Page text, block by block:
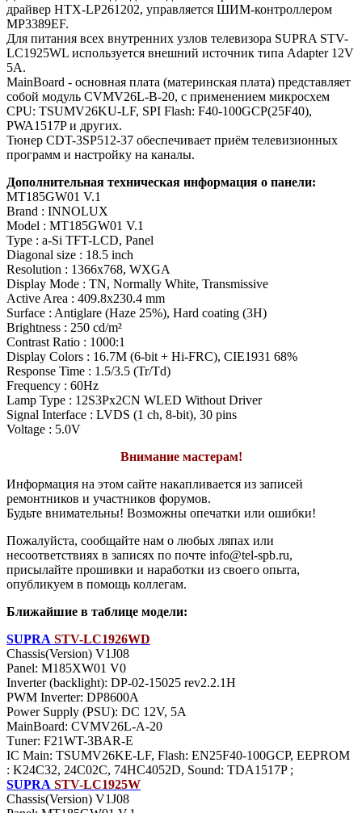
драйвер HTX-LP261202, управляется ШИМ-контроллером
MP3389EF.
Для питания всех внутренних узлов телевизора SUPRA STV-
LC1925WL используется внешний источник типа Adapter 12V
5A.
MainBoard - основная плата (материнская плата) представляет
собой модуль CVMV26L-B-20, с применением микросхем
CPU: TSUMV26KU-LF, SPI Flash: F40-100GCP(25F40),
PWA1517P и других.
Тюнер CDT-3SP512-37 обеспечивает приём телевизионных
программ и настройку на каналы.
Дополнительная техническая информация о панели:
MT185GW01 V.1
Brand : INNOLUX
Model : MT185GW01 V.1
Type : a-Si TFT-LCD, Panel
Diagonal size : 18.5 inch
Resolution : 1366x768, WXGA
Display Mode : TN, Normally White, Transmissive
Active Area : 409.8x230.4 mm
Surface : Antiglare (Haze 25%), Hard coating (3H)
Brightness : 250 cd/m²
Contrast Ratio : 1000:1
Display Colors : 16.7M (6-bit + Hi-FRC), CIE1931 68%
Response Time : 1.5/3.5 (Tr/Td)
Frequency : 60Hz
Lamp Type : 12S3Px2CN WLED Without Driver
Signal Interface : LVDS (1 ch, 8-bit), 30 pins
Voltage : 5.0V
Внимание мастерам!
Информация на этом сайте накапливается из записей
ремонтников и участников форумов.
Будьте внимательны! Возможны опечатки или ошибки!
Пожалуйста, сообщайте нам о любых ляпах или
несоответствиях в записях по почте info@tel-spb.ru,
присылайте прошивки и наработки из своего опыта,
опубликуем в помощь коллегам.
Ближайшие в таблице модели:
SUPRA STV-LC1926WD
Chassis(Version) V1J08
Panel: M185XW01 V0
Inverter (backlight): DP-02-15025 rev2.2.1H
PWM Inverter: DP8600A
Power Supply (PSU): DC 12V, 5A
MainBoard: CVMV26L-A-20
Тuner: F21WT-3BAR-E
IC Main: TSUMV26KE-LF, Flash: EN25F40-100GCP, EEPROM
: K24C32, 24C02C, 74HC4052D, Sound: TDA1517P ;
SUPRA STV-LC1925W
Chassis(Version) V1J08